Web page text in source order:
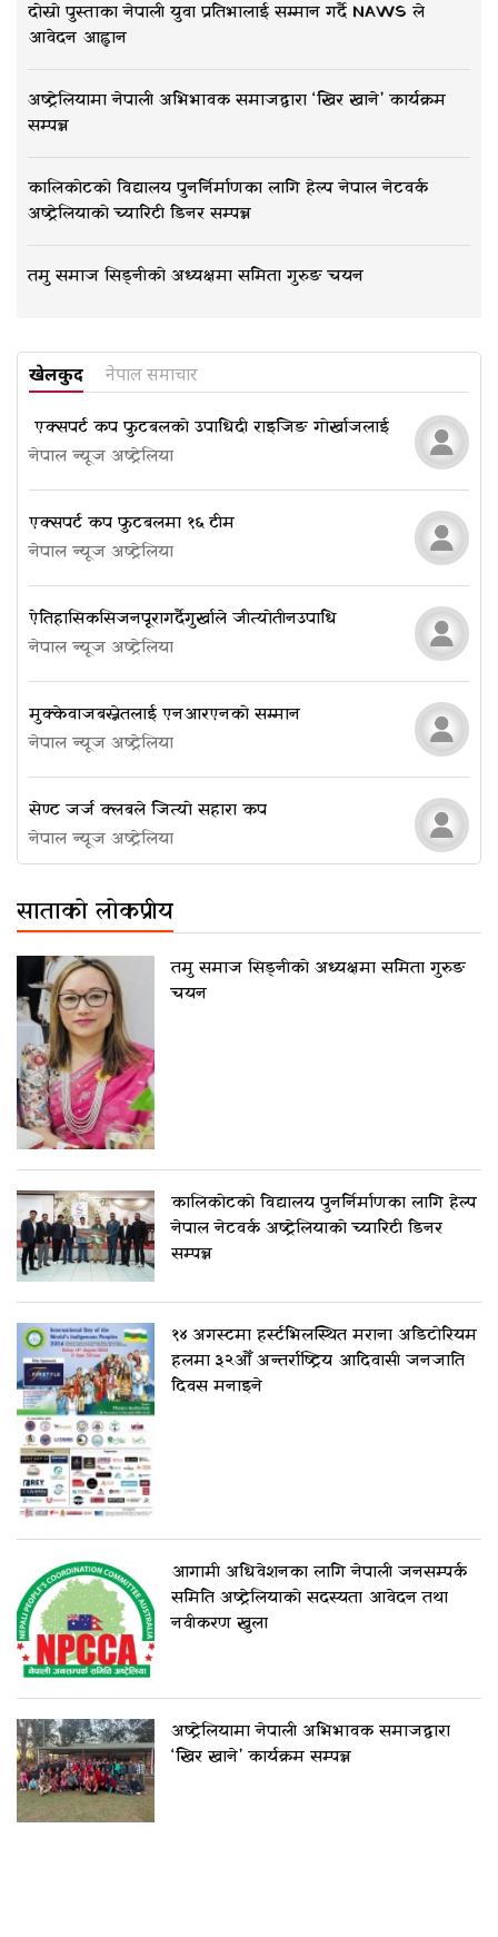
दोस्रो पुस्ताका नेपाली युवा प्रतिभालाई सम्मान गर्दै NAWS ले
आवेदन आह्वान
अष्ट्रेलियामा नेपाली अभिभावक समाजद्वारा ‘खिर खाने’ कार्यक्रम
सम्पन्न
कालिकोटको विद्यालय पुनर्निर्माणका लागि हेल्प नेपाल नेटवर्क
अष्ट्रेलियाको च्यारिटी डिनर सम्पन्न
तमु समाज सिड्नीको अध्यक्षमा समिता गुरुङ चयन
खेलकुद नेपाल समाचार
​​​​​​​ एक्सपर्ट कप फुटबलको उपाधि दी राइजिङ गोर्खाजलाई
नेपाल न्यूज अष्ट्रेलिया
एक्सपर्ट कप फुटबलमा १६ टीम
नेपाल न्यूज अष्ट्रेलिया
ऐतिहासिक सिजन पूरा गर्दै गुर्खाले जीत्यो तीन उपाधि
नेपाल न्यूज अष्ट्रेलिया
मुक्केवाज बस्नेतलाई एनआरएनको सम्मान
नेपाल न्यूज अष्ट्रेलिया
सेण्ट जर्ज क्लबले जित्यो सहारा कप
नेपाल न्यूज अष्ट्रेलिया
साताको लोकप्रीय
तमु समाज सिड्नीको अध्यक्षमा समिता गुरुङ
चयन
कालिकोटको विद्यालय पुनर्निर्माणका लागि हेल्प
नेपाल नेटवर्क अष्ट्रेलियाको च्यारिटी डिनर
सम्पन्न
१४ अगस्टमा हर्स्टभिलस्थित मराना अडिटोरियम
हलमा ३२औँ अन्तर्राष्ट्रिय आदिवासी जनजाति
दिवस मनाइने
आगामी अधिवेशनका लागि नेपाली जनसम्पर्क
समिति अष्ट्रेलियाको सदस्यता आवेदन तथा
नवीकरण खुला
अष्ट्रेलियामा नेपाली अभिभावक समाजद्वारा
‘खिर खाने’ कार्यक्रम सम्पन्न